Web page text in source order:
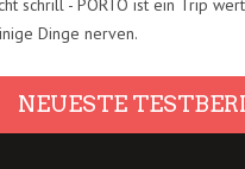
schrill - PORTO ist ein Trip
Dinge nerven.
NEUESTE